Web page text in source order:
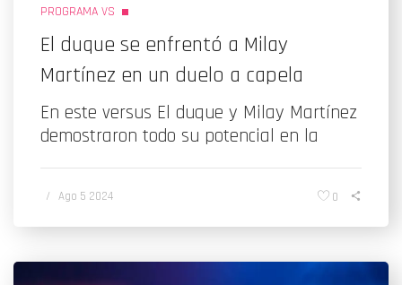
PROGRAMA VS
El duque se enfrentó a Milay
Martínez en un duelo a capela
En este versus El duque y Milay Martínez
demostraron todo su potencial en la
/ Ago 5 2024 0